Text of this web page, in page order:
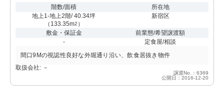
階数/面積
地上1-地上2階/ 40.34坪
（ 133.35m2 ）
所在地
新宿区
敷金・保証金
-
前業態/希望譲渡額
定食屋/相談
間口9Mの視認性良好な外堀通り沿い、飲食居抜き物件
取扱会社: －
譲渡No.：6369
公開日：2016-12-20